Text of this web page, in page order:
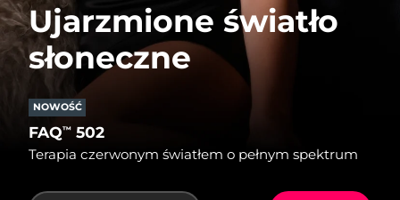
Ujarzmione światło
słoneczne
NOWOŚĆ
FAQ™ 502
Terapia czerwonym światłem o pełnym spektrum